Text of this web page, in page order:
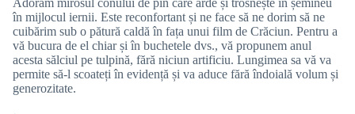
Adorăm mirosul conului de pin care arde și trosnește în șemineu
în mijlocul iernii. Este reconfortant și ne face să ne dorim să ne
cuibărim sub o pătură caldă în fața unui film de Crăciun. Pentru a
vă bucura de el chiar și în buchetele dvs., vă propunem anul
acesta sălciul pe tulpină, fără niciun artificiu. Lungimea sa vă va
permite să-l scoateți în evidență și va aduce fără îndoială volum și
generozitate.